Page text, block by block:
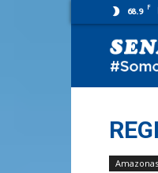
68.9 F
Amazonas